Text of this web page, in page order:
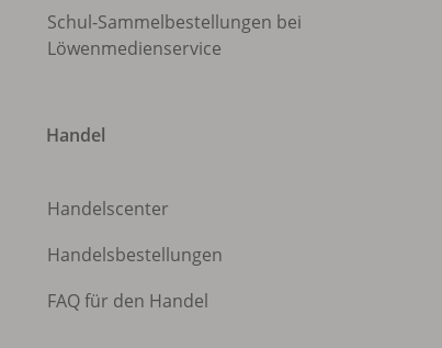
Schul-Sammelbestellungen bei
Löwenmedienservice
Handel
Handelscenter
Handelsbestellungen
FAQ für den Handel